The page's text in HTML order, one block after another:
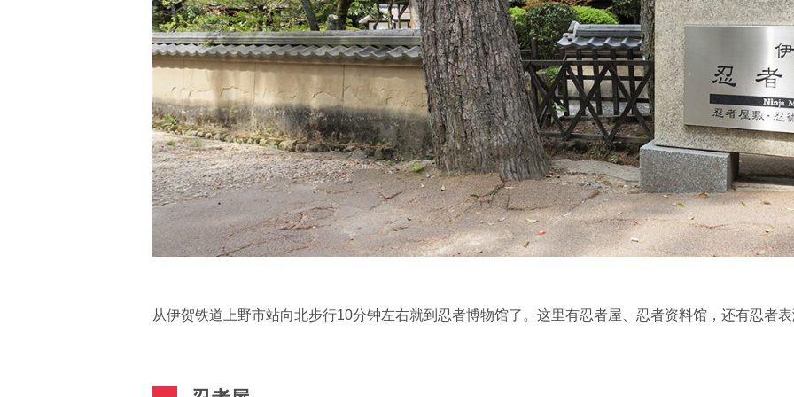
从伊贺铁道上野市站向北步行10分钟左右就到忍者博物馆了。这里有忍者屋、忍者资料馆，还有忍者